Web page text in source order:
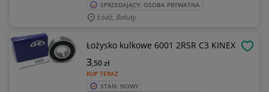
SPRZEDAJĄCY: OSOBA PRYWATNA
Łódź, Bałuty
Łożysko kulkowe 6001 2RSR C3 KINEX
KUP TERAZ
3,50zł
STAN: NOWY